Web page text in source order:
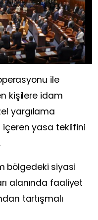
ile
kişilere idam
yargılama
içeren yasa teklifini
bölgedeki siyasi
alanında faaliyet
tartışmalı